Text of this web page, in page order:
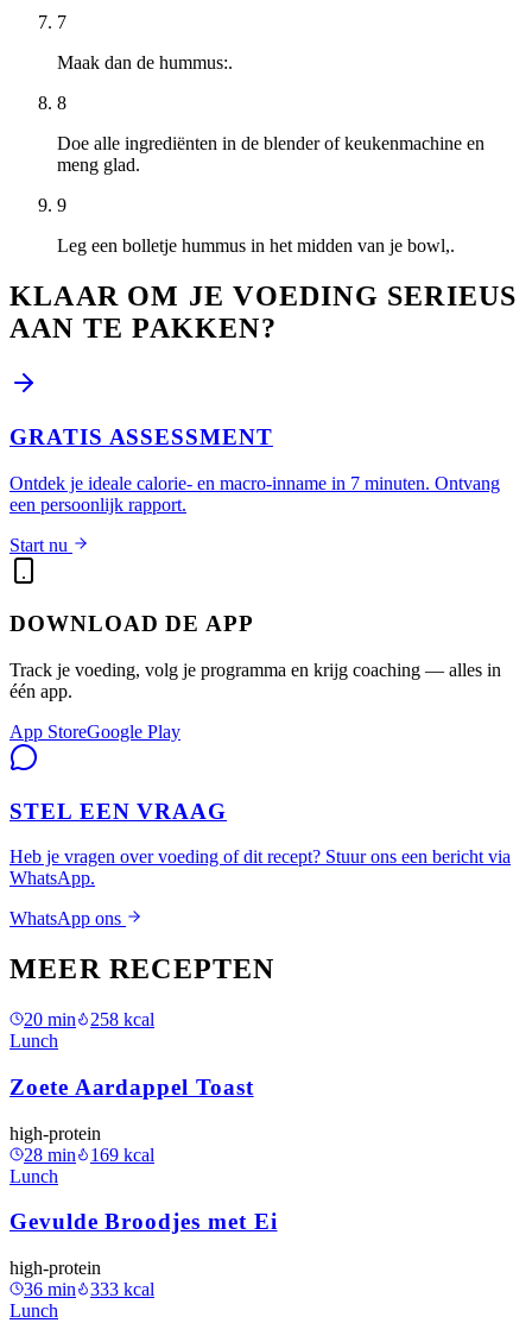
7
Maak dan de hummus:.
8
Doe alle ingrediënten in de blender of keukenmachine en
meng glad.
9
Leg een bolletje hummus in het midden van je bowl,.
KLAAR OM JE VOEDING SERIEUS
AAN TE PAKKEN?
GRATIS ASSESSMENT
Ontdek je ideale calorie- en macro-inname in 7 minuten. Ontvang
een persoonlijk rapport.
Start nu
DOWNLOAD DE APP
Track je voeding, volg je programma en krijg coaching — alles in
één app.
App StoreGoogle Play
STEL EEN VRAAG
Heb je vragen over voeding of dit recept? Stuur ons een bericht via
WhatsApp.
WhatsApp ons
MEER RECEPTEN
20 min 258 kcal
Lunch
Zoete Aardappel Toast
high-protein
28 min 169 kcal
Lunch
Gevulde Broodjes met Ei
high-protein
36 min 333 kcal
Lunch